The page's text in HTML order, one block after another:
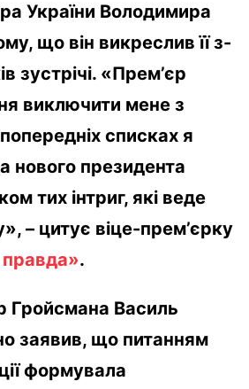
України Володимира
що він викреслив її з-
зустрічі. «Прем’єр
виключити мене з
списках я
нового президента
тих інтриг, які веде
– цитує віце-прем’єрку
.
Гройсмана Василь
заявив, що питанням
формувала